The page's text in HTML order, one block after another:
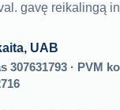
gavę reikalingą
UAB
307631793 · PVM